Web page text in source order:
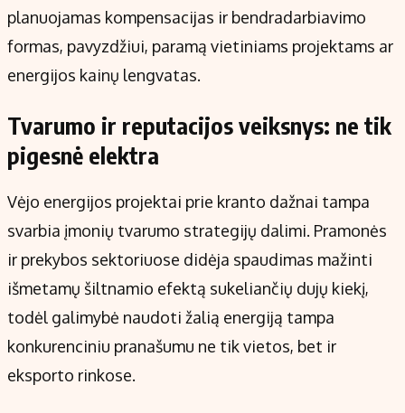
planuojamas kompensacijas ir bendradarbiavimo
formas, pavyzdžiui, paramą vietiniams projektams ar
energijos kainų lengvatas.
Tvarumo ir reputacijos veiksnys: ne tik
pigesnė elektra
Vėjo energijos projektai prie kranto dažnai tampa
svarbia įmonių tvarumo strategijų dalimi. Pramonės
ir prekybos sektoriuose didėja spaudimas mažinti
išmetamų šiltnamio efektą sukeliančių dujų kiekį,
todėl galimybė naudoti žalią energiją tampa
konkurenciniu pranašumu ne tik vietos, bet ir
eksporto rinkose.